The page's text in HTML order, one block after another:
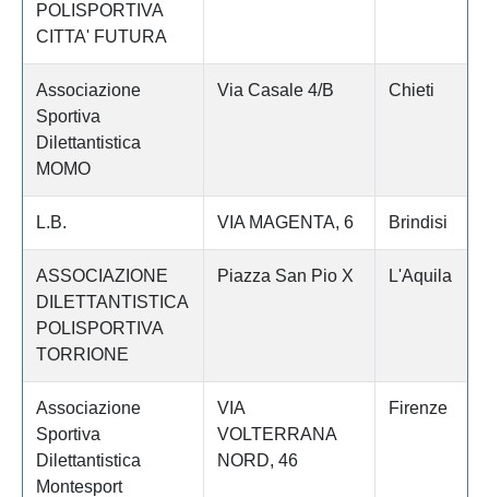
POLISPORTIVA
CITTA' FUTURA
Associazione
Sportiva
Dilettantistica
MOMO
Via Casale 4/B Chieti
L.B. VIA MAGENTA, 6 Brindisi
ASSOCIAZIONE
DILETTANTISTICA
POLISPORTIVA
TORRIONE
Piazza San Pio X L'Aquila
Associazione
Sportiva
Dilettantistica
Montesport
VIA
VOLTERRANA
NORD, 46
Firenze